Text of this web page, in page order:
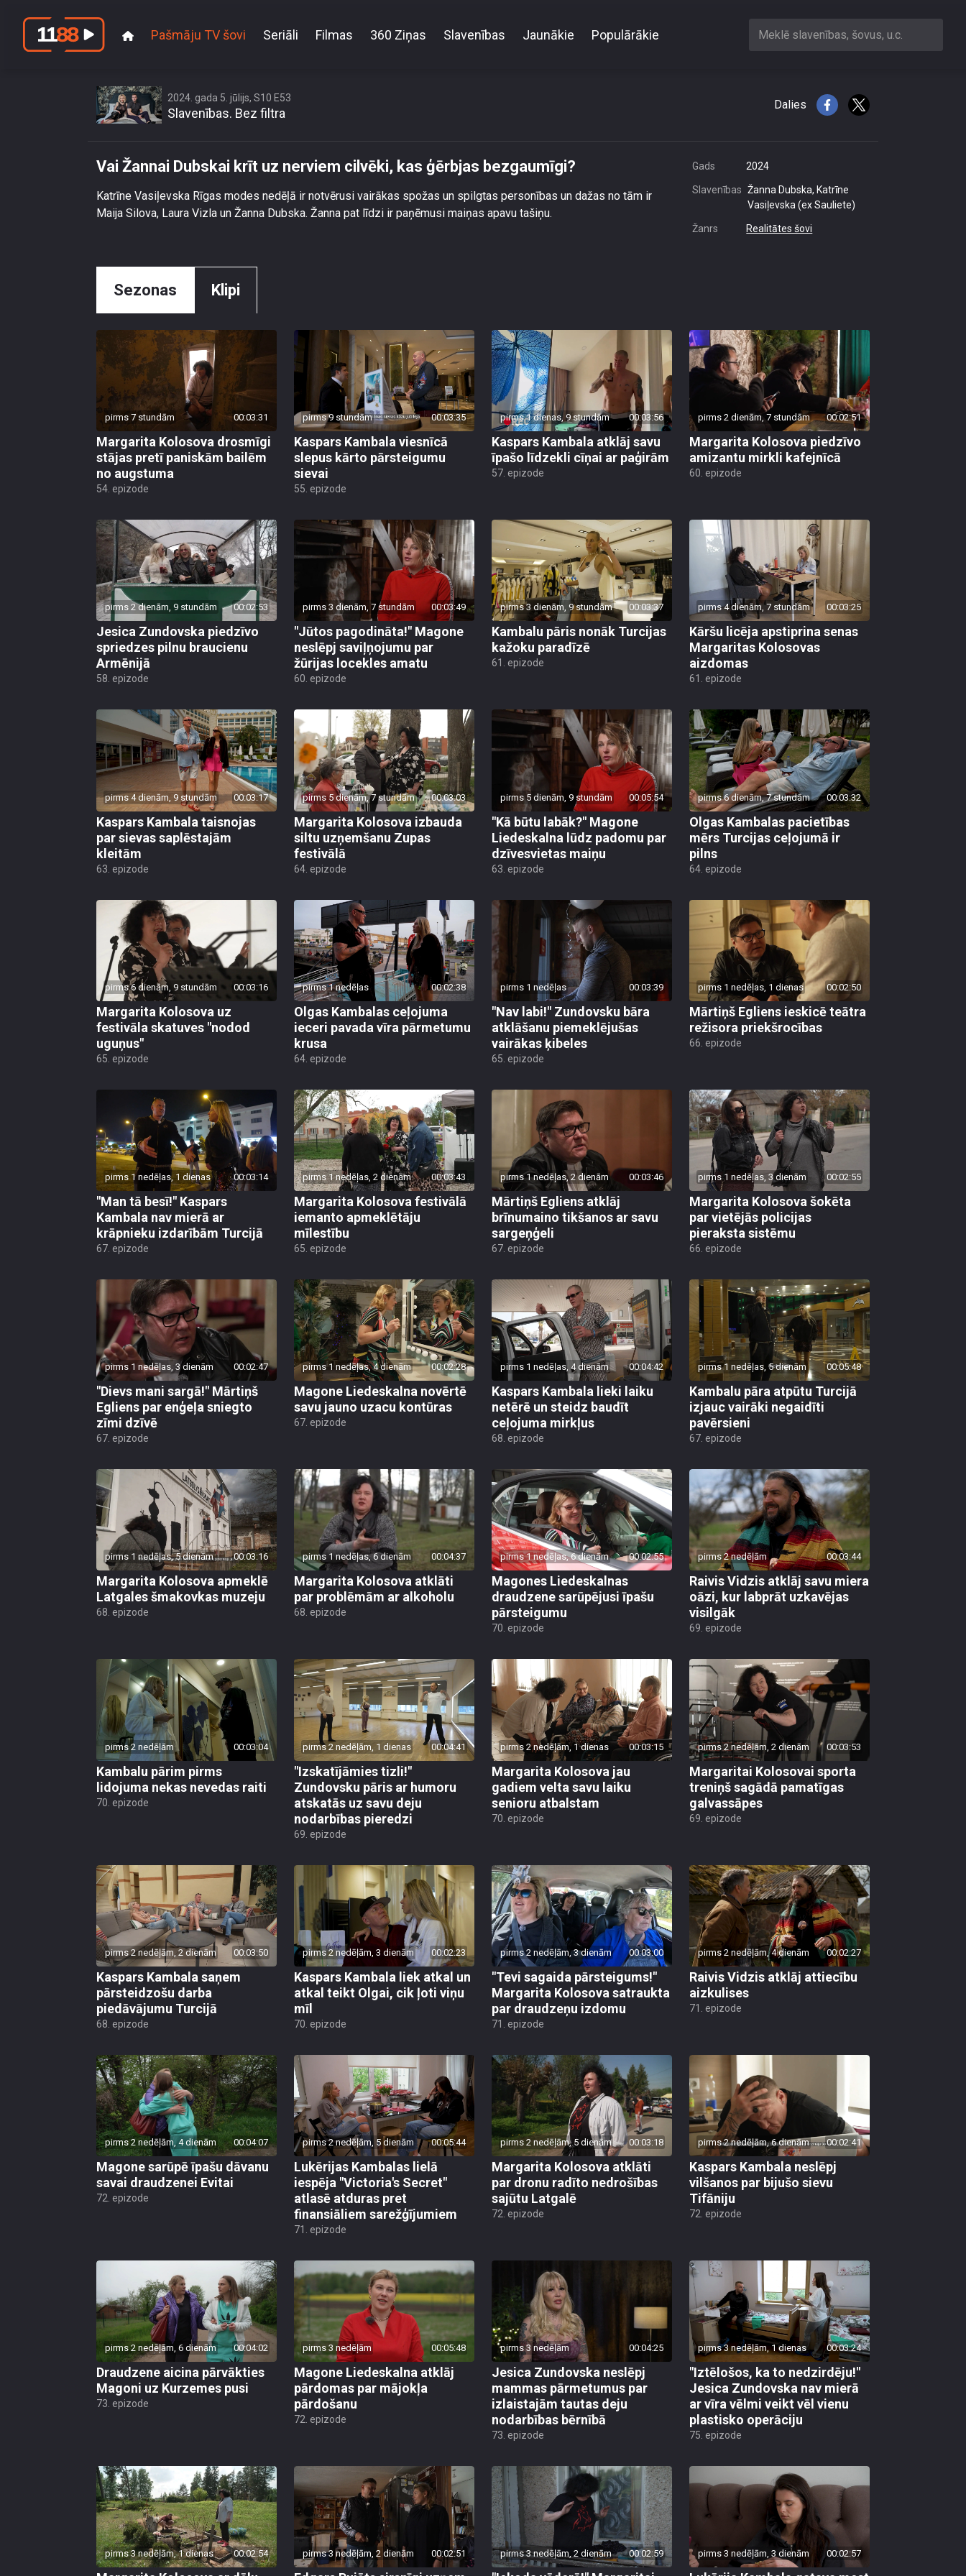
Pašmāju TV šovi Seriāli Filmas 360 Ziņas Slavenības Jaunākie Populārākie Meklē slavenības, šovus, u.c.
2024. gada 5. jūlijs, S10 E53
Slavenības. Bez filtra
Dalies
Vai Žannai Dubskai krīt uz nerviem cilvēki, kas ģērbjas bezgaumīgi?
Katrīne Vasiļevska Rīgas modes nedēļā ir notvērusi vairākas spožas un spilgtas personības un dažas no tām ir
Maija Silova, Laura Vizla un Žanna Dubska. Žanna pat līdzi ir paņēmusi maiņas apavu tašiņu.
Gads 2024
Slavenības Žanna Dubska, Katrīne
Vasiļevska (ex Sauliete)
Žanrs Realitātes šovi
Sezonas Klipi
pirms 7 stundām 00:03:31
Margarita Kolosova drosmīgi
stājas pretī paniskām bailēm
no augstuma
54. epizode
pirms 9 stundām 00:03:35
Kaspars Kambala viesnīcā
slepus kārto pārsteigumu
sievai
55. epizode
pirms 1 dienas, 9 stundām 00:03:56
Kaspars Kambala atklāj savu
īpašo līdzekli cīņai ar paģirām
57. epizode
pirms 2 dienām, 7 stundām 00:02:51
Margarita Kolosova piedzīvo
amizantu mirkli kafejnīcā
60. epizode
pirms 2 dienām, 9 stundām 00:02:53
Jesica Zundovska piedzīvo
spriedzes pilnu braucienu
Armēnijā
58. epizode
pirms 3 dienām, 7 stundām 00:03:49
"Jūtos pagodināta!" Magone
neslēpj saviļņojumu par
žūrijas locekles amatu
60. epizode
pirms 3 dienām, 9 stundām 00:03:37
Kambalu pāris nonāk Turcijas
kažoku paradīzē
61. epizode
pirms 4 dienām, 7 stundām 00:03:25
Kāršu licēja apstiprina senas
Margaritas Kolosovas
aizdomas
61. epizode
pirms 4 dienām, 9 stundām 00:03:17
Kaspars Kambala taisnojas
par sievas saplēstajām
kleitām
63. epizode
pirms 5 dienām, 7 stundām 00:03:03
Margarita Kolosova izbauda
siltu uzņemšanu Zupas
festivālā
64. epizode
pirms 5 dienām, 9 stundām 00:05:54
"Kā būtu labāk?" Magone
Liedeskalna lūdz padomu par
dzīvesvietas maiņu
63. epizode
pirms 6 dienām, 7 stundām 00:03:32
Olgas Kambalas pacietības
mērs Turcijas ceļojumā ir
pilns
64. epizode
pirms 6 dienām, 9 stundām 00:03:16
Margarita Kolosova uz
festivāla skatuves "nodod
uguņus"
65. epizode
pirms 1 nedēļas 00:02:38
Olgas Kambalas ceļojuma
ieceri pavada vīra pārmetumu
krusa
64. epizode
pirms 1 nedēļas 00:03:39
"Nav labi!" Zundovsku bāra
atklāšanu piemeklējušas
vairākas ķibeles
65. epizode
pirms 1 nedēļas, 1 dienas 00:02:50
Mārtiņš Egliens ieskicē teātra
režisora priekšrocības
66. epizode
pirms 1 nedēļas, 1 dienas 00:03:14
"Man tā besī!" Kaspars
Kambala nav mierā ar
krāpnieku izdarībām Turcijā
67. epizode
pirms 1 nedēļas, 2 dienām 00:03:43
Margarita Kolosova festivālā
iemanto apmeklētāju
mīlestību
65. epizode
pirms 1 nedēļas, 2 dienām 00:03:46
Mārtiņš Egliens atklāj
brīnumaino tikšanos ar savu
sargeņģeli
67. epizode
pirms 1 nedēļas, 3 dienām 00:02:55
Margarita Kolosova šokēta
par vietējās policijas
pieraksta sistēmu
66. epizode
pirms 1 nedēļas, 3 dienām 00:02:47
"Dievs mani sargā!" Mārtiņš
Egliens par enģeļa sniegto
zīmi dzīvē
67. epizode
pirms 1 nedēļas, 4 dienām 00:02:28
Magone Liedeskalna novērtē
savu jauno uzacu kontūras
67. epizode
pirms 1 nedēļas, 4 dienām 00:04:42
Kaspars Kambala lieki laiku
netērē un steidz baudīt
ceļojuma mirkļus
68. epizode
pirms 1 nedēļas, 5 dienām 00:05:48
Kambalu pāra atpūtu Turcijā
izjauc vairāki negaidīti
pavērsieni
67. epizode
pirms 1 nedēļas, 5 dienām 00:03:16
Margarita Kolosova apmeklē
Latgales šmakovkas muzeju
68. epizode
pirms 1 nedēļas, 6 dienām 00:04:37
Margarita Kolosova atklāti
par problēmām ar alkoholu
68. epizode
pirms 1 nedēļas, 6 dienām 00:02:55
Magones Liedeskalnas
draudzene sarūpējusi īpašu
pārsteigumu
70. epizode
pirms 2 nedēļām 00:03:44
Raivis Vidzis atklāj savu miera
oāzi, kur labprāt uzkavējas
visilgāk
69. epizode
pirms 2 nedēļām 00:03:04
Kambalu pārim pirms
lidojuma nekas nevedas raiti
70. epizode
pirms 2 nedēļām, 1 dienas 00:04:41
"Izskatījāmies tizli!"
Zundovsku pāris ar humoru
atskatās uz savu deju
nodarbības pieredzi
69. epizode
pirms 2 nedēļām, 1 dienas 00:03:15
Margarita Kolosova jau
gadiem velta savu laiku
senioru atbalstam
70. epizode
pirms 2 nedēļām, 2 dienām 00:03:53
Margaritai Kolosovai sporta
treniņš sagādā pamatīgas
galvassāpes
69. epizode
pirms 2 nedēļām, 2 dienām 00:03:50
Kaspars Kambala saņem
pārsteidzošu darba
piedāvājumu Turcijā
68. epizode
pirms 2 nedēļām, 3 dienām 00:02:23
Kaspars Kambala liek atkal un
atkal teikt Olgai, cik ļoti viņu
mīl
70. epizode
pirms 2 nedēļām, 3 dienām 00:03:00
"Tevi sagaida pārsteigums!"
Margarita Kolosova satraukta
par draudzeņu izdomu
71. epizode
pirms 2 nedēļām, 4 dienām 00:02:27
Raivis Vidzis atklāj attiecību
aizkulises
71. epizode
pirms 2 nedēļām, 4 dienām 00:04:07
Magone sarūpē īpašu dāvanu
savai draudzenei Evitai
72. epizode
pirms 2 nedēļām, 5 dienām 00:05:44
Lukērijas Kambalas lielā
iespēja "Victoria's Secret"
atlasē atduras pret
finansiāliem sarežģījumiem
71. epizode
pirms 2 nedēļām, 5 dienām 00:03:18
Margarita Kolosova atklāti
par dronu radīto nedrošības
sajūtu Latgalē
72. epizode
pirms 2 nedēļām, 6 dienām 00:02:41
Kaspars Kambala neslēpj
vilšanos par bijušo sievu
Tifāniju
72. epizode
pirms 2 nedēļām, 6 dienām 00:04:02
Draudzene aicina pārvākties
Magoni uz Kurzemes pusi
73. epizode
pirms 3 nedēļām 00:05:48
Magone Liedeskalna atklāj
pārdomas par mājokļa
pārdošanu
72. epizode
pirms 3 nedēļām 00:04:25
Jesica Zundovska neslēpj
mammas pārmetumus par
izlaistajām tautas deju
nodarbības bērnībā
73. epizode
pirms 3 nedēļām, 1 dienas 00:03:24
"Iztēlošos, ka to nedzirdēju!"
Jesica Zundovska nav mierā
ar vīra vēlmi veikt vēl vienu
plastisko operāciju
75. epizode
pirms 3 nedēļām, 1 dienas 00:02:54 pirms 3 nedēļām, 2 dienām 00:02:51 pirms 3 nedēļām, 2 dienām 00:02:59 pirms 3 nedēļām, 3 dienām 00:02:57